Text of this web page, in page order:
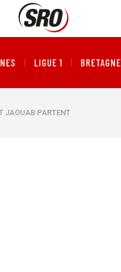
LIGUE 1 BRETAGNE
JAOUAB PARTENT